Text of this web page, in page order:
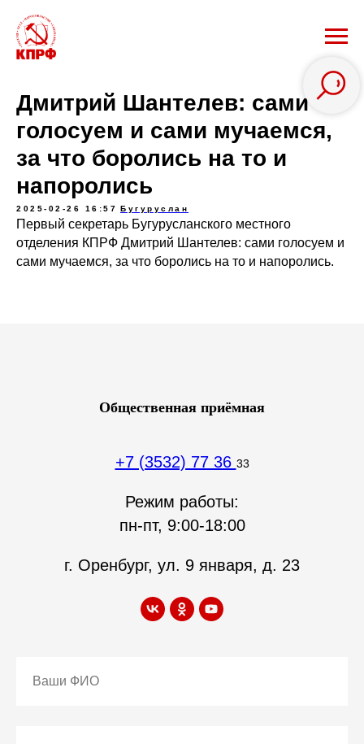
Дмитрий Шантелев: сами
голосуем и сами мучаемся,
за что боролись на то и
напоролись
2025-02-26 16:57 Бугуруслан
Первый секретарь Бугурусланского местного
отделения КПРФ Дмитрий Шантелев: сами голосуем и
сами мучаемся, за что боролись на то и напоролись.
Общественная приёмная
+7 (3532) 77 36 33
Режим работы:
пн-пт, 9:00-18:00
г. Оренбург, ул. 9 января, д. 23